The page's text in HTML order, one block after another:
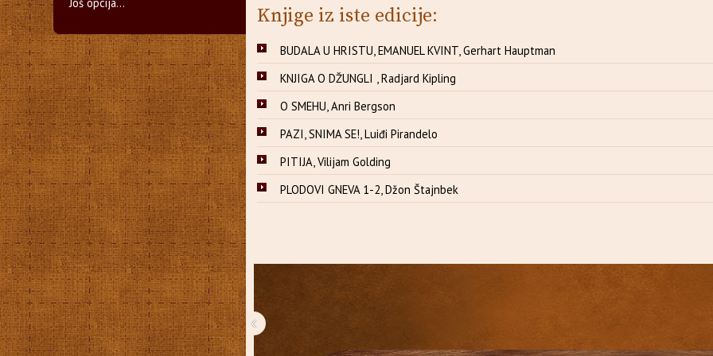
Knjige iz iste edicije:
BUDALA U HRISTU, EMANUEL KVINT, Gerhart Hauptman
KNJIGA O DŽUNGLI , Radjard Kipling
O SMEHU, Anri Bergson
PAZI, SNIMA SE!, Luiđi Pirandelo
PITIJA, Vilijam Golding
PLODOVI GNEVA 1-2, Džon Štajnbek
‹